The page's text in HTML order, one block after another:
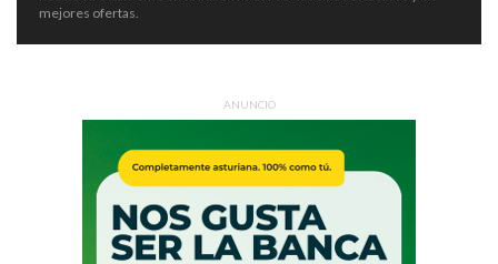
mejores ofertas.
ANUNCIO